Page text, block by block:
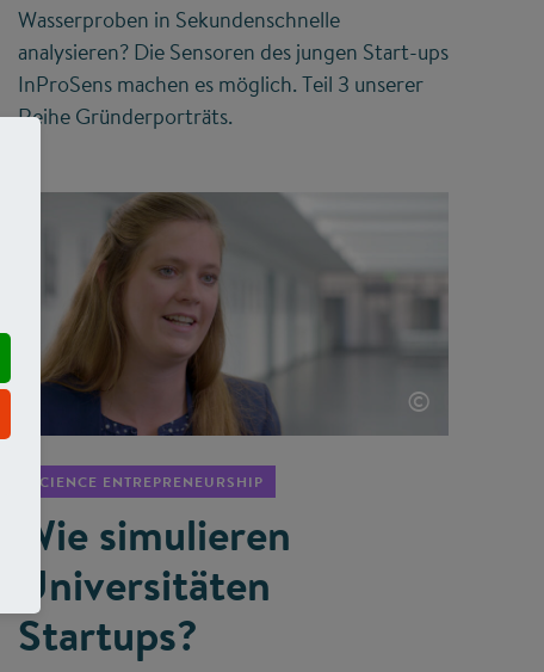
Wasserproben in Sekundenschnelle
analysieren? Die Sensoren des jungen Start-ups
InProSens machen es möglich. Teil 3 unserer
Reihe Gründerporträts.
©
SCIENCE ENTREPRENEURSHIP
Wie simulieren
Universitäten
Startups?